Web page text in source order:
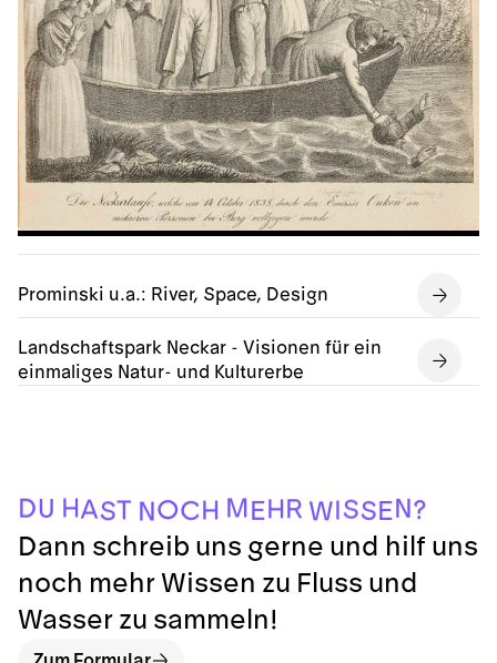
Prominski u.a.: River, Space, Design
Landschaftspark Neckar - Visionen für ein
einmaliges Natur- und Kulturerbe
DU HAST NOCH MEHR WISSEN?
Dann schreib uns gerne und hilf uns
noch mehr Wissen zu Fluss und
Wasser zu sammeln!